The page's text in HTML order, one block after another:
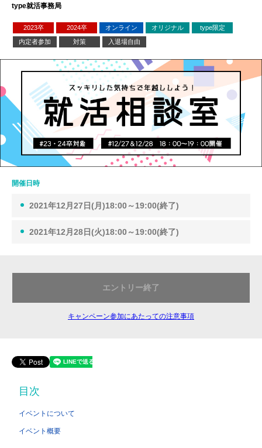
type就活事務局
2023卒 2024卒 オンライン オリジナル
type限定
内定者参加
対策 入退場自由
開催日時
2021年12月27日(月)18:00～19:00(終了)
2021年12月28日(火)18:00～19:00(終了)
エントリー終了
キャンペーン参加にあたっての注意事項
目次
イベントについて
イベント概要